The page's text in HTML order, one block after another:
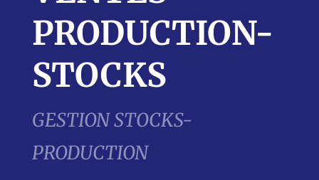
PRODUCTION-
STOCKS
GESTION STOCKS-
PRODUCTION